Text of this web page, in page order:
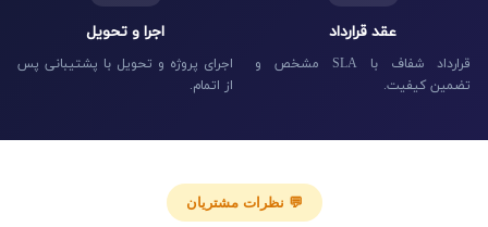
عقد قرارداد
قرارداد شفاف با SLA مشخص و
تضمین کیفیت.
اجرا و تحویل
اجرای پروژه و تحویل با پشتیبانی پس
از اتمام.
💬 نظرات مشتریان